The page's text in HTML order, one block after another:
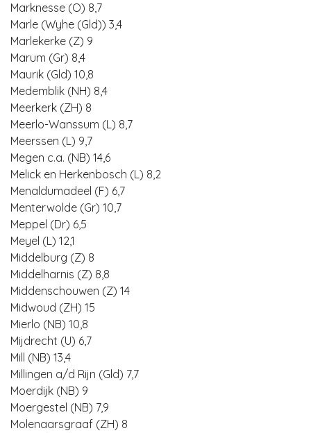
Marknesse (O) 8,7
Marle (Wyhe (Gld)) 3,4
Marlekerke (Z) 9
Marum (Gr) 8,4
Maurik (Gld) 10,8
Medemblik (NH) 8,4
Meerkerk (ZH) 8
Meerlo-Wanssum (L) 8,7
Meerssen (L) 9,7
Megen c.a. (NB) 14,6
Melick en Herkenbosch (L) 8,2
Menaldumadeel (F) 6,7
Menterwolde (Gr) 10,7
Meppel (Dr) 6,5
Meyel (L) 12,1
Middelburg (Z) 8
Middelharnis (Z) 8,8
Middenschouwen (Z) 14
Midwoud (ZH) 15
Mierlo (NB) 10,8
Mijdrecht (U) 6,7
Mill (NB) 13,4
Millingen a/d Rijn (Gld) 7,7
Moerdijk (NB) 9
Moergestel (NB) 7,9
Molenaarsgraaf (ZH) 8